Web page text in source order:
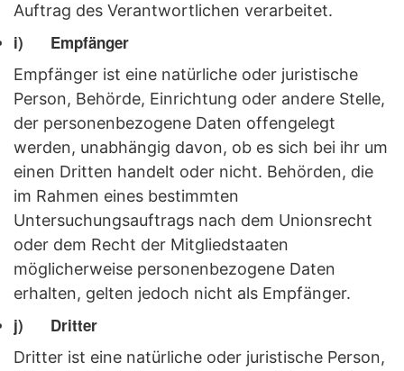
Auftrag des Verantwortlichen verarbeitet.
i) Empfänger
Empfänger ist eine natürliche oder juristische
Person, Behörde, Einrichtung oder andere Stelle,
der personenbezogene Daten offengelegt
werden, unabhängig davon, ob es sich bei ihr um
einen Dritten handelt oder nicht. Behörden, die
im Rahmen eines bestimmten
Untersuchungsauftrags nach dem Unionsrecht
oder dem Recht der Mitgliedstaaten
möglicherweise personenbezogene Daten
erhalten, gelten jedoch nicht als Empfänger.
j) Dritter
Dritter ist eine natürliche oder juristische Person,